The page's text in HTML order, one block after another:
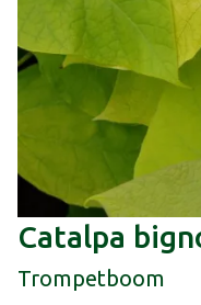
Catalpa
Trompetboom